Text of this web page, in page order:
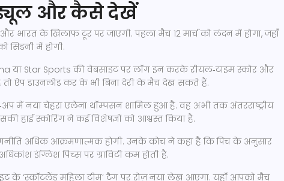
और कैसे देखें
भारत के खिलाफ टूर पर जाएगी. पहला मैच 12 मार्च को लंदन में होगा, जहाँ
सिडनी में होगी.
या Star Sports की वेबसाइट पर लॉग इन करके रीयल‑टाइम स्कोर और
ऐप डाउनलोड कर के भी बिना देरी के मैच देख सकते हैं.
में नया चेहरा एलेना थॉम्पसन शामिल हुआ है. वह अभी तक अंतरराष्ट्रीय
हाई स्कोरिंग ने कई विशेषज्ञों को आश्वस्त किया है.
अधिक आक्रमणात्मक होगी. उनके कोच ने कहा है कि पिच के अनुसार
इंग्लिश पिच्स पर ग्राविटी कम होती है.
के ‘स्कॉटलैंड महिला टीम’ टैग पर रोज़ नया लेख आएगा. यहाँ आपको मैच